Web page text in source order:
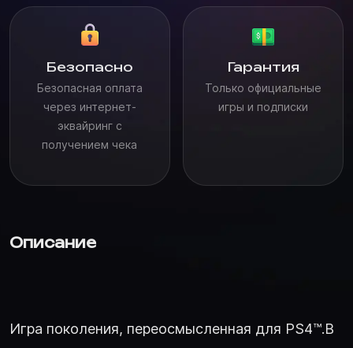
Безопасно
Безопасная оплата
через интернет-
эквайринг с
получением чека
Гарантия
Только официальные
игры и подписки
Описание
Игра поколения, переосмысленная для PS4™.В